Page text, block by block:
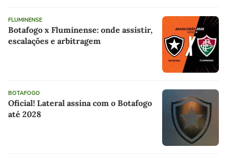
FLUMINENSE
Botafogo x Fluminense: onde assistir,
escalações e arbitragem
BOTAFOGO
Oficial! Lateral assina com o Botafogo
até 2028